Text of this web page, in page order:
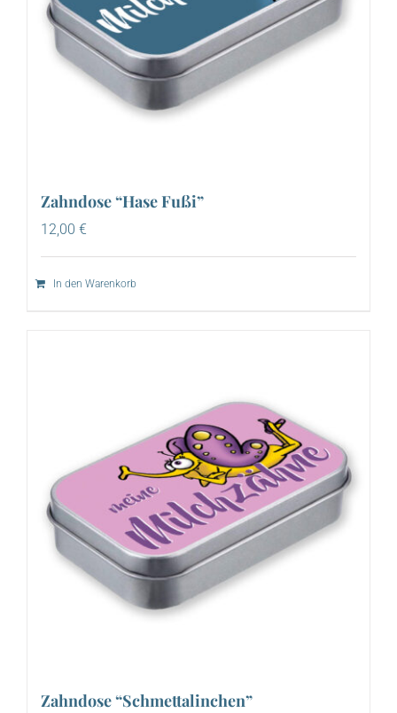
Zahndose “Hase Fußi”
12,00 €
In den Warenkorb
Zahndose “Schmettalinchen”